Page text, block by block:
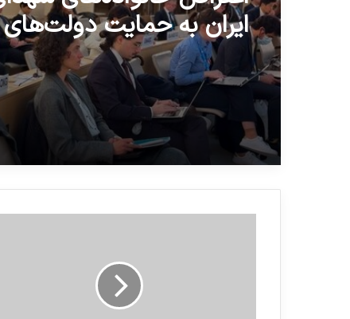
ایران به حمایت دولت‌های
از گروه‌های تروریستی